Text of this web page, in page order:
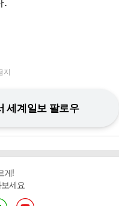
지
세계일보 팔로우
게!
세요